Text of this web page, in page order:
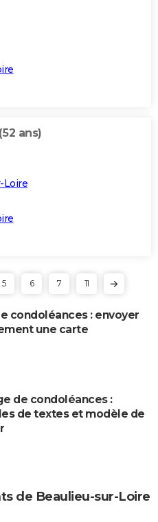
(52 ans)
Loire
5 6 7 11
condoléances : envoyer
une carte
de condoléances :
de textes et modèle de
de Beaulieu-sur-Loire